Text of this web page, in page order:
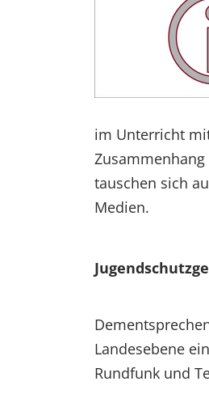
im Unterricht
tauschen sich
Medien.
Landesebene
Rundfunk und